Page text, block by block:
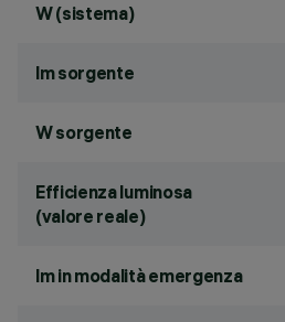
W (sistema)
lm sorgente
W sorgente
Efficienza luminosa
(valore reale)
lm in modalità emergenza